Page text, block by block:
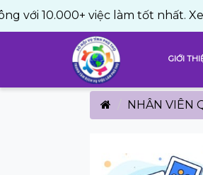
việc làm tốt nhất. Xem tại đây
GIỚI
NHÂN VIÊN